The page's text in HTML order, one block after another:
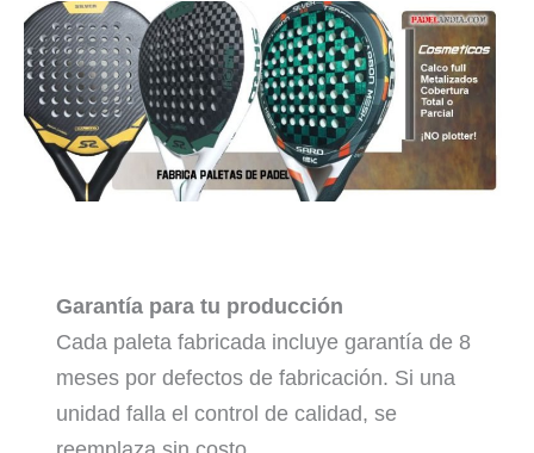
Garantía para tu producción
Cada paleta fabricada incluye garantía de 8
meses por defectos de fabricación. Si una
unidad falla el control de calidad, se